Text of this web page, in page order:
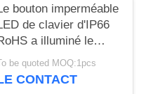
bouton imperméable
de clavier d'IP66
a illuminé le
en métal
be quoted MOQ:1pcs
CONTACT